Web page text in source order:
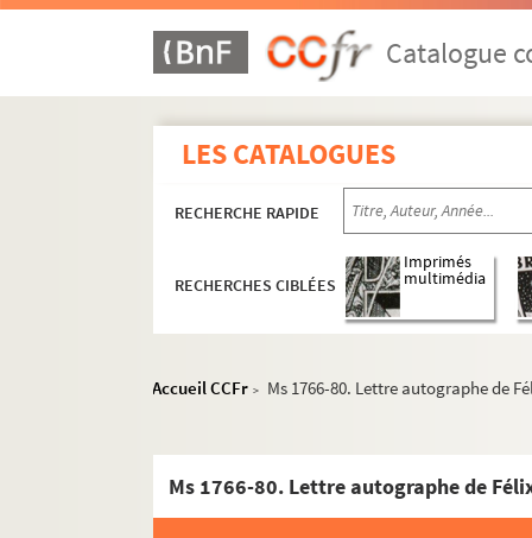
Catalogue
LES CATALOGUES
RECHERCHE RAPIDE
RECHERCHES CIBLÉES
Imprimés
multimédia
Accueil CCFr > Ms 1766-80. Lettre autographe de